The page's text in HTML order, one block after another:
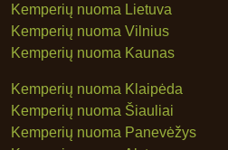
Kemperių nuoma Lietuva
Kemperių nuoma Vilnius
Kemperių nuoma Kaunas
Kemperių nuoma Klaipėda
Kemperių nuoma Šiauliai
Kemperių nuoma Panevėžys